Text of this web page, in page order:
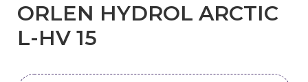
ORLEN ​HYDROL ARCTIC
L-HV​ 15